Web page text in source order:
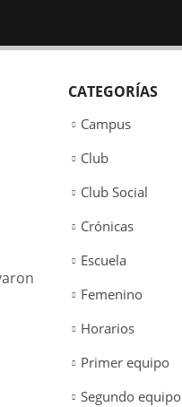
CATEGORÍAS
Campus
Club
Club Social
Crónicas
Escuela
Femenino
Horarios
Primer equipo
Segundo equipo